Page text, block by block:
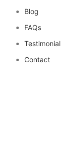
Blog
FAQs
Testimonial
Contact